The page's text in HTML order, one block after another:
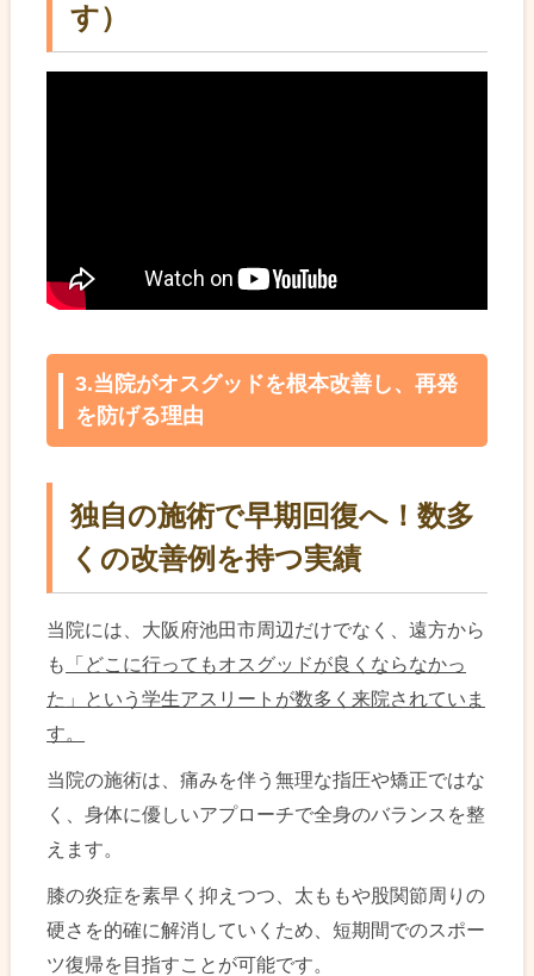
す）
3.当院がオスグッドを根本改善し、再発
を防げる理由
独自の施術で早期回復へ！数多
くの改善例を持つ実績
当院には、大阪府池田市周辺だけでなく、遠方から
も
「どこに行ってもオスグッドが良くならなかっ
た」という学生アスリートが数多く来院されていま
す。
当院の施術は、痛みを伴う無理な指圧や矯正ではな
く、身体に優しいアプローチで全身のバランスを整
えます。
膝の炎症を素早く抑えつつ、太ももや股関節周りの
硬さを的確に解消していくため、短期間でのスポー
ツ復帰を目指すことが可能です。